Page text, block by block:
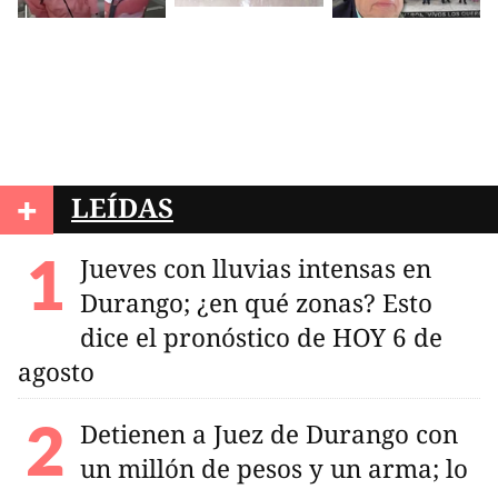
+ LEÍDAS
Jueves con lluvias intensas en
Durango; ¿en qué zonas? Esto
dice el pronóstico de HOY 6 de
agosto
Detienen a Juez de Durango con
un millón de pesos y un arma; lo